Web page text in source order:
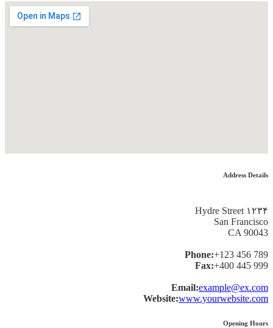
Address Details
۱۲۳۴ Hydre Street
San Francisco
CA 90043
Phone:+123 456 789
Fax:+400 445 999
Email:example@ex.com
Website:www.yourwebsite.com
Opening Hours